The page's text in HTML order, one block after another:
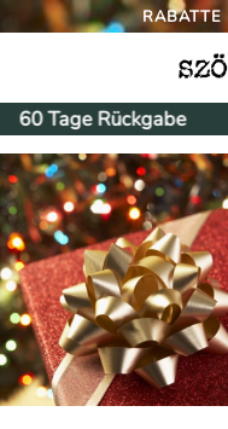
60 Tage Rückgabe